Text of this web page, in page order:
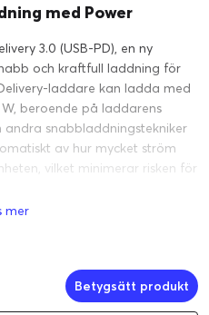
med Power
3.0 (USB-PD), en ny
och kraftfull laddning för
laddare kan ladda med
beroende på laddarens
snabbladdningstekniker
av hur mycket ström
vilket minimerar risken för
med en kompatibel
av din mobiltelefon,
enheter. USB-C-porten kan
stödjer Power Delivery.
mer
Betygsätt produkt